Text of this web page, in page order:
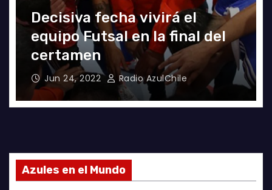
El clásico fue azul en el
Futsal
Jun 18, 2022 Radio AzulChile
Azules en el Mundo